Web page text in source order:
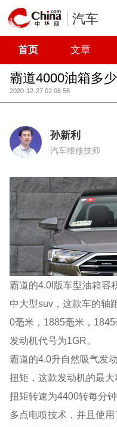
汽车
首页 文章
霸道4000油箱多
2020-12-27 02:06:56
孙新利
汽车维修技师
霸道的4.0l版车型油箱容
中大型suv，这款车的轴
0毫米，1885毫米，
发动机代号为1GR。
霸道的4.0升自然吸气发
扭矩，这款发动机的最
扭矩转速为4400转每分
多点电喷技术，并且使用